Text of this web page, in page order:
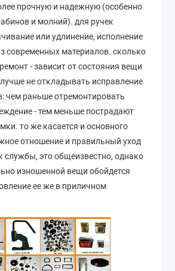
прочную и надежную (особенно
и молний). для ручек
или удлинение, исполнение
современных материалов. сколько
- зависит от состояния вещи
не откладывать исправление
чем раньше отремонтировать
- тем меньше пострадают
то же касается и основного
отношение и правильный уход
службы, это общеизвестно, однако
изношенной вещи обойдется
ее же в приличном